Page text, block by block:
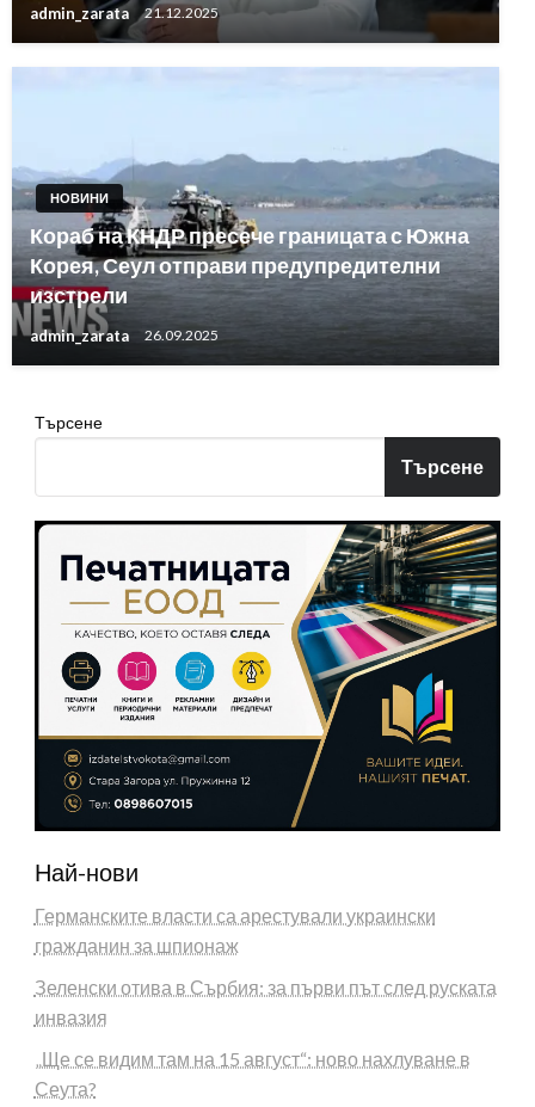
admin_zarata 21.12.2025
НОВИНИ
Кораб на КНДР пресече границата с Южна
Корея, Сеул отправи предупредителни
изстрели
admin_zarata 26.09.2025
Търсене
Търсене
Най-нови
Германските власти са арестували украински
гражданин за шпионаж
Зеленски отива в Сърбия: за първи път след руската
инвазия
„Ще се видим там на 15 август“: ново нахлуване в
Сеута?